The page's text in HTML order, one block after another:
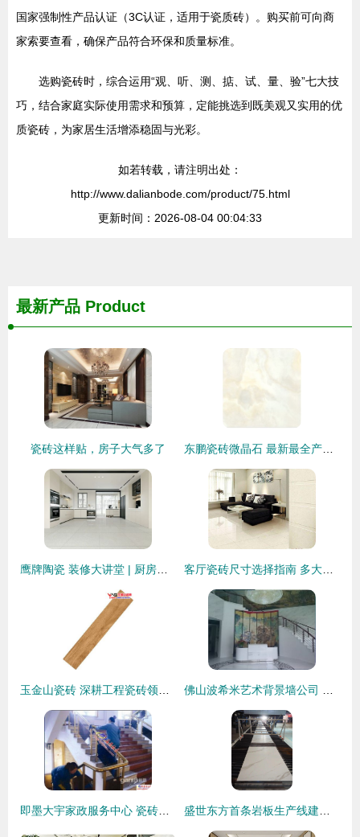
国家强制性产品认证（3C认证，适用于瓷质砖）。购买前可向商
家索要查看，确保产品符合环保和质量标准。
选购瓷砖时，综合运用“观、听、测、掂、试、量、验”七大技
巧，结合家庭实际使用需求和预算，定能挑选到既美观又实用的优
质瓷砖，为家居生活增添稳固与光彩。
如若转载，请注明出处：
http://www.dalianbode.com/product/75.html
更新时间：2026-08-04 00:04:33
最新产品 Product
瓷砖这样贴，房子大气多了